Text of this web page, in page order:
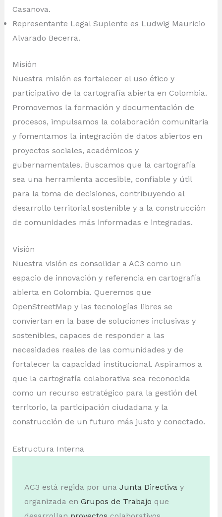
Casanova.
Representante Legal Suplente es Ludwig Mauricio
Alvarado Becerra.
Misión
Nuestra misión es fortalecer el uso ético y
participativo de la cartografía abierta en Colombia.
Promovemos la formación y documentación de
procesos, impulsamos la colaboración comunitaria
y fomentamos la integración de datos abiertos en
proyectos sociales, académicos y
gubernamentales. Buscamos que la cartografía
sea una herramienta accesible, confiable y útil
para la toma de decisiones, contribuyendo al
desarrollo territorial sostenible y a la construcción
de comunidades más informadas e integradas.
Visión
Nuestra visión es consolidar a AC3 como un
espacio de innovación y referencia en cartografía
abierta en Colombia. Queremos que
OpenStreetMap y las tecnologías libres se
conviertan en la base de soluciones inclusivas y
sostenibles, capaces de responder a las
necesidades reales de las comunidades y de
fortalecer la capacidad institucional. Aspiramos a
que la cartografía colaborativa sea reconocida
como un recurso estratégico para la gestión del
territorio, la participación ciudadana y la
construcción de un futuro más justo y conectado.
Estructura Interna
AC3 está regida por una Junta Directiva y
organizada en Grupos de Trabajo que